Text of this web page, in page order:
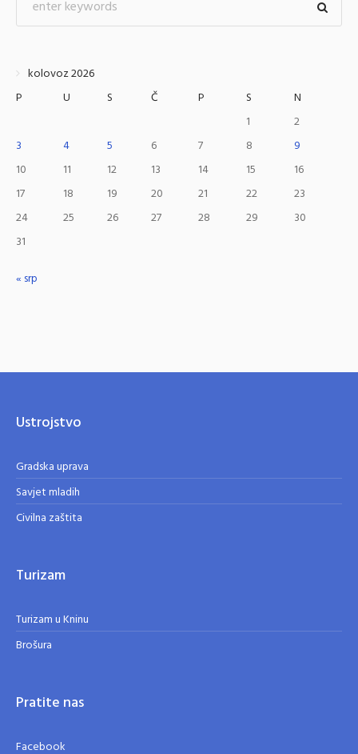
kolovoz 2026
P
U S Č P S
N
1
2
3
4 5 6 7 8
9
10
11 12 13 14 15
16
17
18 19 20 21 22
23
24
25 26 27 28 29
30
31
« srp
Ustrojstvo
Gradska uprava
Savjet mladih
Civilna zaštita
Turizam
Turizam u Kninu
Brošura
Pratite nas
Facebook